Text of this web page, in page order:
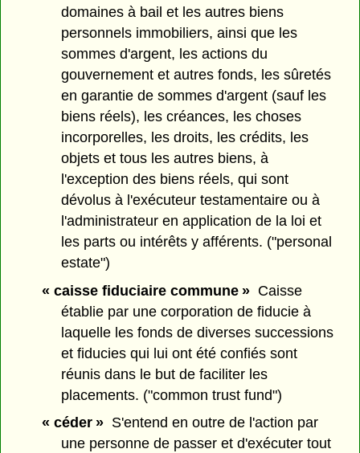
domaines à bail et les autres biens
personnels immobiliers, ainsi que les
sommes d'argent, les actions du
gouvernement et autres fonds, les sûretés
en garantie de sommes d'argent (sauf les
biens réels), les créances, les choses
incorporelles, les droits, les crédits, les
objets et tous les autres biens, à
l'exception des biens réels, qui sont
dévolus à l'exécuteur testamentaire ou à
l'administrateur en application de la loi et
les parts ou intérêts y afférents. ("personal
estate")
« caisse fiduciaire commune »Caisse
établie par une corporation de fiducie à
laquelle les fonds de diverses successions
et fiducies qui lui ont été confiés sont
réunis dans le but de faciliter les
placements. ("common trust fund")
« céder »S'entend en outre de l'action par
une personne de passer et d'exécuter tout